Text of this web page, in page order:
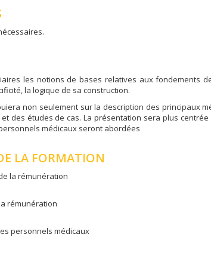
les notions de bases relatives aux fondements
la logique de sa construction.
non seulement sur la description des principaux
des études de cas. La présentation sera plus
médicaux seront abordées
LA FORMATION
la rémunération
rémunération
personnels médicaux